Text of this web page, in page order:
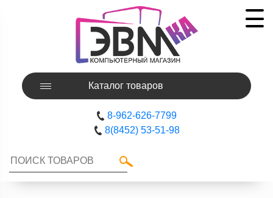
Каталог товаров
8-962-626-7799
8(8452) 53-51-98